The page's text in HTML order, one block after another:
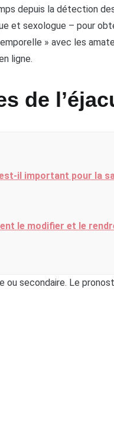
depuis la détection
et sexologue – pour
» avec les
ligne.
de
il important pour la
le modifier et le
ou secondaire. Le